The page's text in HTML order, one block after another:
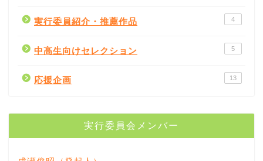
実行委員紹介・推薦作品 4
中高生向けセレクション 5
応援企画 13
実行委員会メンバー